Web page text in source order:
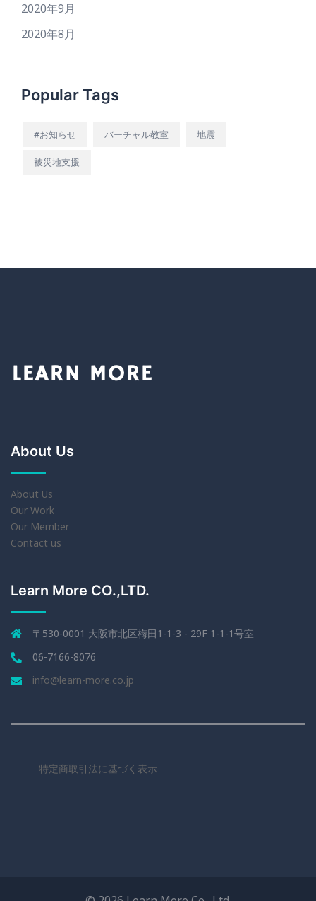
2020年9月
2020年8月
Popular Tags
#お知らせ バーチャル教室 地震
被災地支援
About Us
About Us
Our Work
Our Member
Contact us
Learn More CO.,LTD.
〒530-0001 大阪市北区梅田1-1-3 - 29F 1-1-1号室
06-7166-8076
info@learn-more.co.jp
特定商取引法に基づく表示